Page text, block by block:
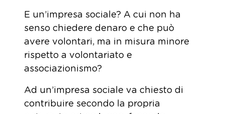
E un’impresa sociale? A cui non ha
senso chiedere denaro e che può
avere volontari, ma in misura minore
rispetto a volontariato e
associazionismo?
Ad un’impresa sociale va chiesto di
contribuire secondo la propria